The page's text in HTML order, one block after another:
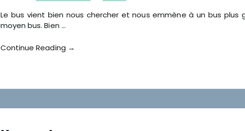
Le bus vient bien nous chercher et nous emmène à un bus plus
moyen bus. Bien …
Continue Reading →